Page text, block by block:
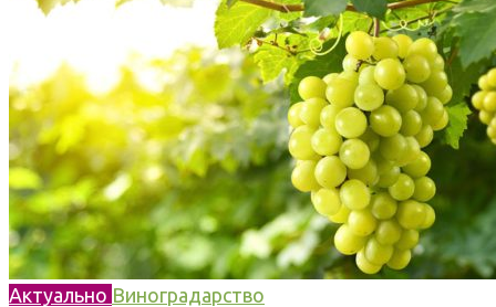
Актуально Виноградарство